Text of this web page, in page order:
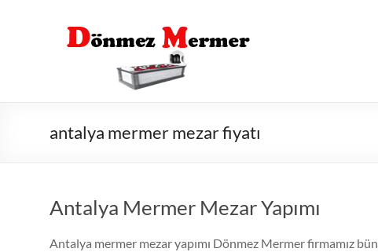
antalya mermer mezar fiyatı
Antalya Mermer Mezar Yapımı
Antalya mermer mezar yapımı Dönmez Mermer firmamız